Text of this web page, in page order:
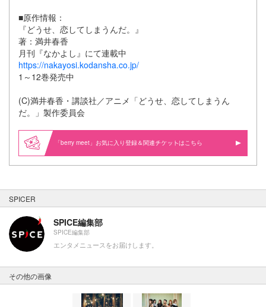
■原作情報：
『どうせ、恋してしまうんだ。』
著：満井春香
月刊『なかよし』にて連載中
https://nakayosi.kodansha.co.jp/
1～12巻発売中
(C)満井春香・講談社／アニメ「どうせ、恋してしまうん
だ。」製作委員会
「berry meet」お気に入り登録＆関連 はこちら
SPICER
SPICE編集部
SPICE編集部
エンタメニュースをお届けします。
その他の画像